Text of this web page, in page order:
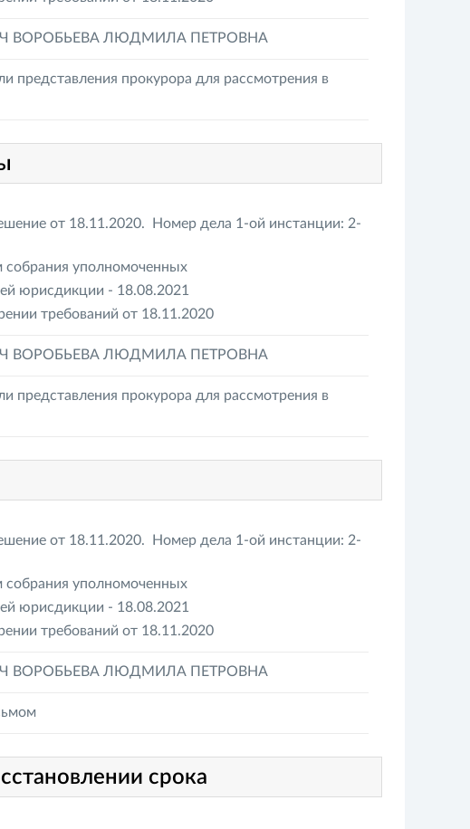
ВОРОБЬЕВА ЛЮДМИЛА ПЕТРОВНА
представления прокурора для рассмотрения в
от 18.11.2020. Номер дела 1-ой инстанции: 2-
собрания уполномоченных
юрисдикции - 18.08.2021
требований от 18.11.2020
ВОРОБЬЕВА ЛЮДМИЛА ПЕТРОВНА
представления прокурора для рассмотрения в
от 18.11.2020. Номер дела 1-ой инстанции: 2-
собрания уполномоченных
юрисдикции - 18.08.2021
требований от 18.11.2020
ВОРОБЬЕВА ЛЮДМИЛА ПЕТРОВНА
срока